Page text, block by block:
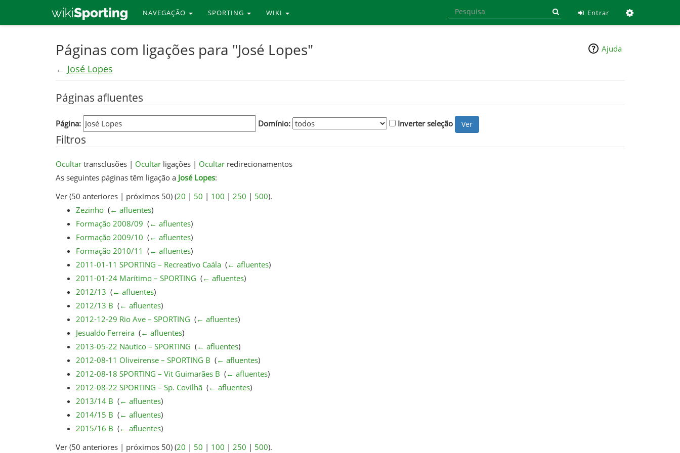
NAVEGAÇÃO SPORTING WIKI Entrar
Ajuda
Páginas com ligações para "José Lopes"
← José Lopes
Páginas afluentes
Página: Domínio: Inverter seleção
Filtros
Ocultartransclusões | Ocultarligações | Ocultarredirecionamentos
As seguintes páginas têm ligação a José Lopes:
Ver (50 anteriores | próximos 50) (20 | 50 | 100 | 250 | 500).
Zezinho‎ (← afluentes)
Formação 2008/09 (← afluentes)
Formação 2009/10 (← afluentes)
Formação 2010/11 (← afluentes)
2011-01-11 SPORTING – Recreativo Caála‎ (← afluentes)
2011-01-24 Marítimo – SPORTING (← afluentes)
2012/13 (← afluentes)
2012/13 B (← afluentes)
2012-12-29 Rio Ave – SPORTING (← afluentes)
Jesualdo Ferreira‎ (← afluentes)
2013-05-22 Náutico – SPORTING (← afluentes)
2012-08-11 Oliveirense – SPORTING B (← afluentes)
2012-08-18 SPORTING – Vit Guimarães B (← afluentes)
2012-08-22 SPORTING – Sp. Covilhã‎ (← afluentes)
2013/14 B (← afluentes)
2014/15 B (← afluentes)
2015/16 B (← afluentes)
Ver (50 anteriores | próximos 50) (20 | 50 | 100 | 250 | 500).